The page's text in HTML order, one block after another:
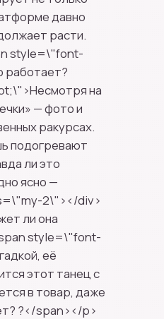
давно
расти.
style=\"font-
работает?
на
— фото и
ракурсах.
подогревают
ли это
ясно —
2\"></div>
ли она
style=\"font-
её
этот танец с
в товар, даже
?</span></p>